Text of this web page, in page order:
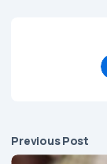
Previous Post